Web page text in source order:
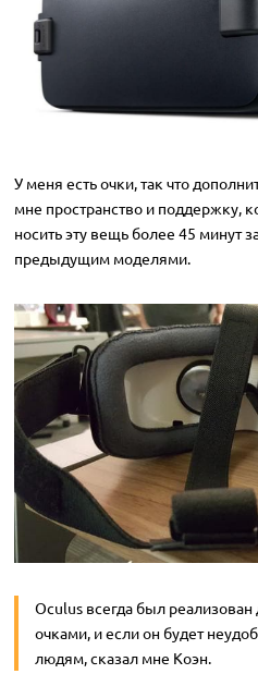
У меня есть очки, так что
мне пространство и поддержку,
носить эту вещь более 45 минут
предыдущим моделями.
Oculus всегда был реализован
очками, и если он будет
людям, сказал мне Коэн.